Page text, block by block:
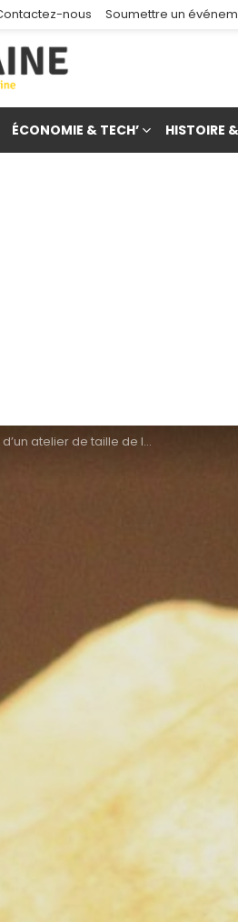
nous Soumettre un
ÉCONOMIE & TECH’ HISTOIRE
taille de l’Homme de Néandertal dans les Vosges